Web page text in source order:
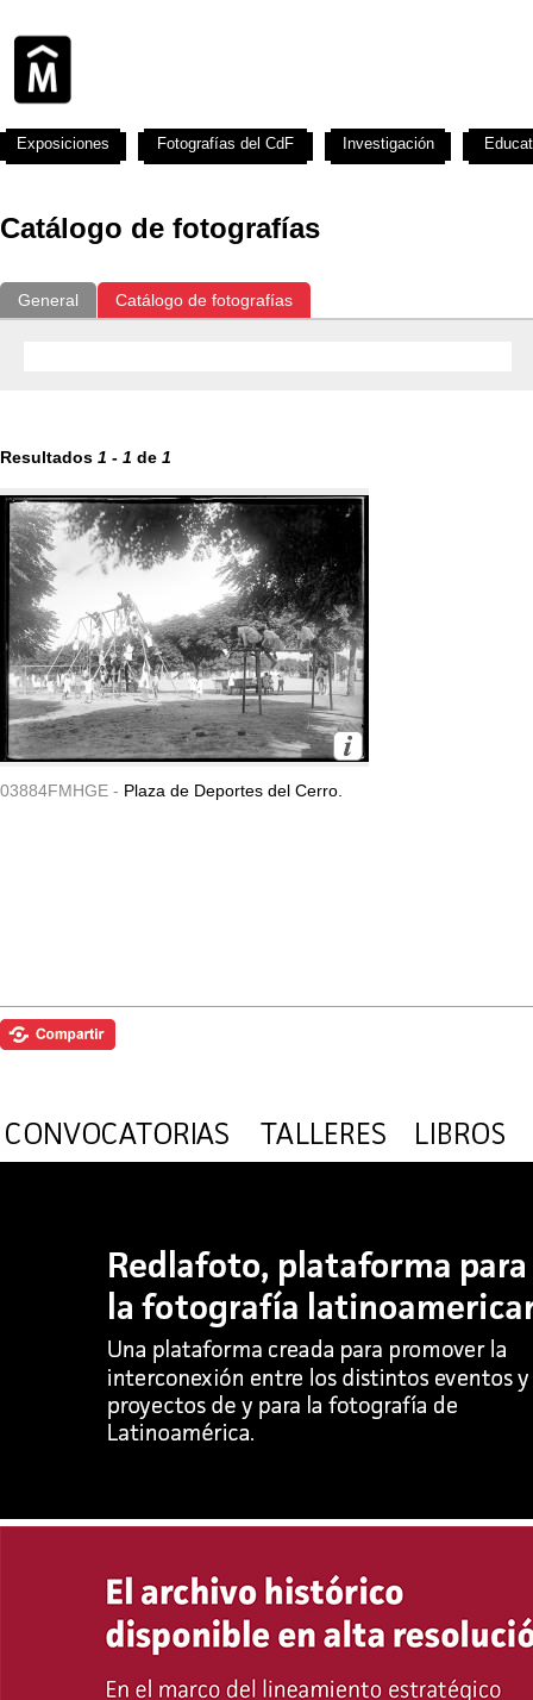
Catálogo de fotografías
General Catálogo de fotografías
Resultados 1 - 1 de 1
03884FMHGE - Plaza de Deportes del Cerro.
Exposiciones Fotografías del CdF Investigación